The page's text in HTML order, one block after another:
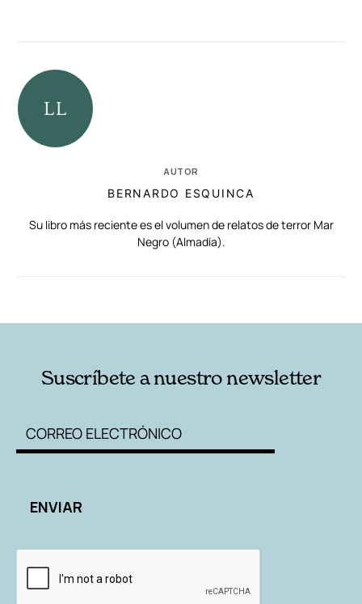
AUTOR
BERNARDO ESQUINCA
Su libro más reciente es el volumen de relatos de terror Mar
Negro (Almadía).
Suscríbete a nuestro newsletter